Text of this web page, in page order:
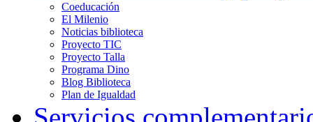
Coeducación
El Milenio
Noticias biblioteca
Proyecto TIC
Proyecto Talla
Programa Dino
Blog Biblioteca
Plan de Igualdad